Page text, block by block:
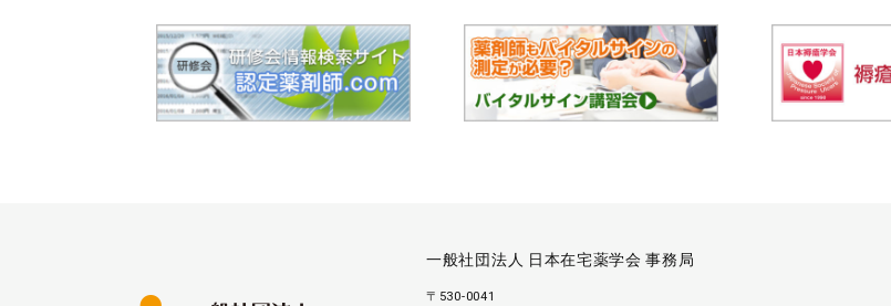
一般社団法人 日本在宅薬学会 事務局
〒530-0041